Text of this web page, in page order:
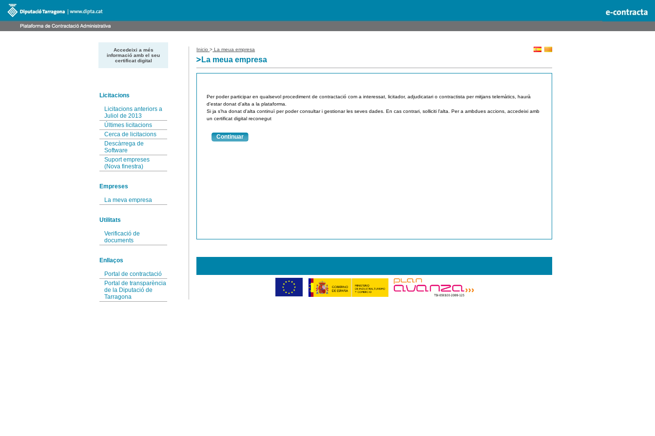
Accedeixi a més
informació amb el seu
certificat digital
Licitacions
Licitacions anteriors a
Juliol de 2013
Últimes licitacions
Cerca de licitacions
Descàrrega de
Software
Suport empreses
(Nova finestra)
Empreses
La meva empresa
Utilitats
Verificació de
documents
Enllaços
Portal de contractació
Portal de transparència
de la Diputació de
Tarragona
Inicio> La meua empresa
La meua empresa
Per poder participar en qualsevol procediment de contractació com a interessat, licitador, adjudicatari o contractista per mitjans telemàtics, haurà
d'estar donat d'alta a la plataforma.
Si ja s'ha donat d'alta continuï per poder consultar i gestionar les seves dades. En cas contrari, solliciti l'alta. Per a ambdues accions, accedeixi amb
un certificat digital reconegut
Continuar